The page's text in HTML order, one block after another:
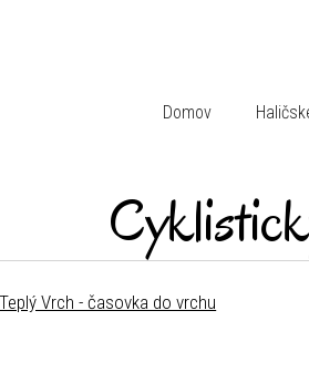
Domov
Vrch - časovka do vrchu